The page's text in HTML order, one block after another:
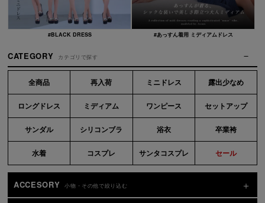
#BLACK DRESS #あっすん着用 ミディアムドレス
CATEGORY カテゴリで探す
全商品 再入荷 ミニドレス 露出少なめ
ロングドレス ミディアム ワンピース セットアップ
サンダル シリコンブラ 浴衣 卒業袴
水着 コスプレ サンタコスプレ セール
ACCESORY 小物・その他で絞り込む